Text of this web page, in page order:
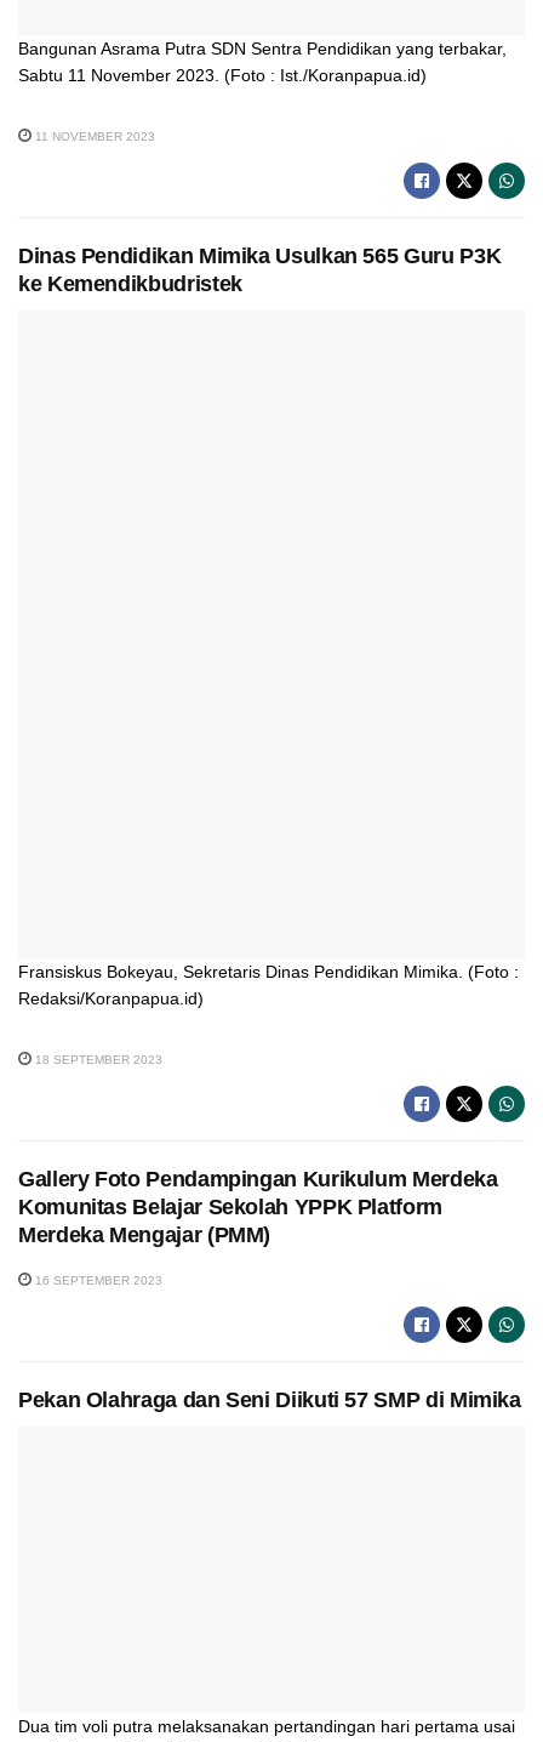
Bangunan Asrama Putra SDN Sentra Pendidikan yang terbakar,
Sabtu 11 November 2023. (Foto : Ist./Koranpapua.id)
11 NOVEMBER 2023
Dinas Pendidikan Mimika Usulkan 565 Guru P3K
ke Kemendikbudristek
Fransiskus Bokeyau, Sekretaris Dinas Pendidikan Mimika. (Foto :
Redaksi/Koranpapua.id)
18 SEPTEMBER 2023
Gallery Foto Pendampingan Kurikulum Merdeka
Komunitas Belajar Sekolah YPPK Platform
Merdeka Mengajar (PMM)
16 SEPTEMBER 2023
Pekan Olahraga dan Seni Diikuti 57 SMP di Mimika
Dua tim voli putra melaksanakan pertandingan hari pertama usai